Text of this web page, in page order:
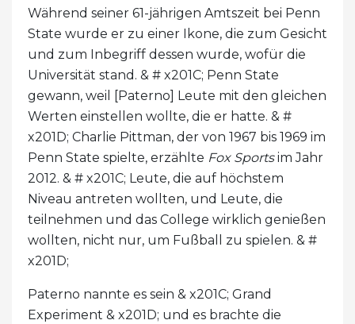
Während seiner 61-jährigen Amtszeit bei Penn
State wurde er zu einer Ikone, die zum Gesicht
und zum Inbegriff dessen wurde, wofür die
Universität stand. & # x201C; Penn State
gewann, weil [Paterno] Leute mit den gleichen
Werten einstellen wollte, die er hatte. & #
x201D; Charlie Pittman, der von 1967 bis 1969 im
Penn State spielte, erzählte Fox Sportsim Jahr
2012. & # x201C; Leute, die auf höchstem
Niveau antreten wollten, und Leute, die
teilnehmen und das College wirklich genießen
wollten, nicht nur, um Fußball zu spielen. & #
x201D;
Paterno nannte es sein & x201C; Grand
Experiment & x201D; und es brachte die